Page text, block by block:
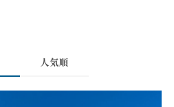
人気順